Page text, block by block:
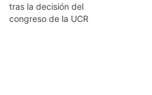
tras la decisión del
congreso de la UCR